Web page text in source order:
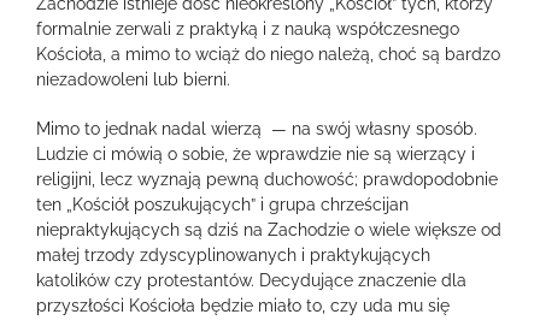
formalnie zerwali z praktyką i z nauką współczesnego
Kościoła, a mimo to wciąż do niego należą, choć są bardzo
niezadowoleni lub bierni.
Mimo to jednak nadal wierzą — na swój własny sposób.
Ludzie ci mówią o sobie, że wprawdzie nie są wierzący i
religijni, lecz wyznają pewną duchowość; prawdopodobnie
ten „Kościół poszukujących” i grupa chrześcijan
niepraktykujących są dziś na Zachodzie o wiele większe od
małej trzody zdyscyplinowanych i praktykujących
katolików czy protestantów. Decydujące znaczenie dla
przyszłości Kościoła będzie miało to, czy uda mu się